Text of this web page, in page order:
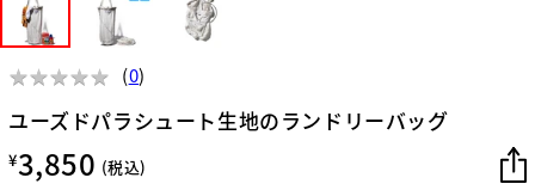
★★★★★
★★★★★ (0)
ユーズドパラシュート生地のランドリーバッグ
¥3,850 (税込)